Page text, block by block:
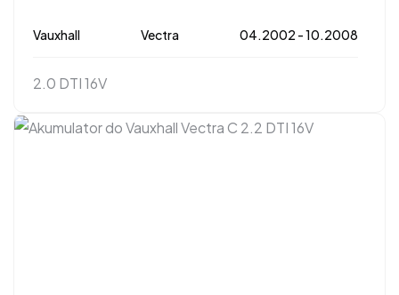
Vauxhall Vectra 04.2002 - 10.2008
2.0 DTI 16V